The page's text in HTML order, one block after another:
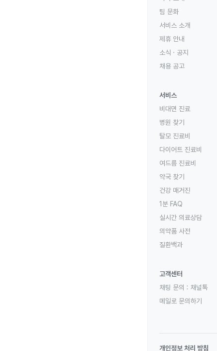
팀 문화
서비스 소개
제휴 안내
소식 · 공지
채용 공고
서비스
비대면 진료
병원 찾기
탈모 진료비
다이어트 진료비
여드름 진료비
약국 찾기
건강 매거진
1분 FAQ
실시간 의료상담
의약품 사전
질환백과
고객센터
채팅 문의 : 채널톡
메일로 문의하기
개인정보 처리 방침